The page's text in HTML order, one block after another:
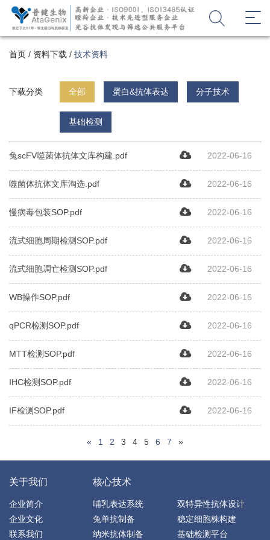
首页 / 资料下载 / 技术资料
下载分类 全部 蛋白&抗体表达 分子技术
基础检测
兔scFV噬菌体抗体文库构建.pdf 2022-06-16
噬菌体抗体文库淘选.pdf 2022-06-16
慢病毒包装SOP.pdf 2022-06-16
流式细胞周期检测SOP.pdf 2022-06-16
流式细胞凋亡检测SOP.pdf 2022-06-16
WB操作SOP.pdf 2022-06-16
qPCR检测SOP.pdf 2022-06-16
MTT检测SOP.pdf 2022-06-16
IHC检测SOP.pdf 2022-06-16
IF检测SOP.pdf 2022-06-16
« 1 2 3 4 5 6 7 »
关于我们
企业简介
企业文化
联系我们
核心技术
哺乳表达系统
兔单抗制备
纳米抗体制备
双特异性抗体设计
稳定细胞株构建
基础检测平台